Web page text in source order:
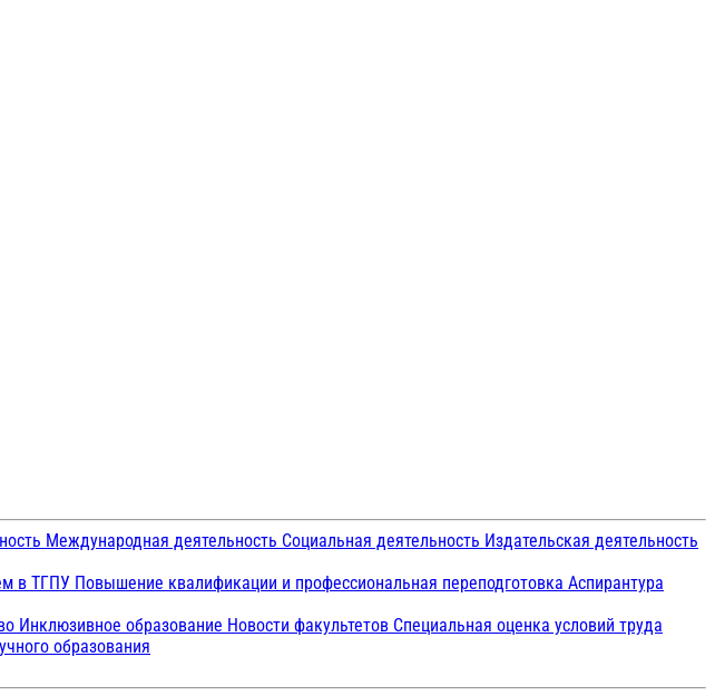
Международная деятельность Социальная деятельность Издательская деятельность
в ТГПУ Повышение квалификации и профессиональная переподготовка Аспирантура
Инклюзивное образование Новости факультетов Специальная оценка условий труда
образования